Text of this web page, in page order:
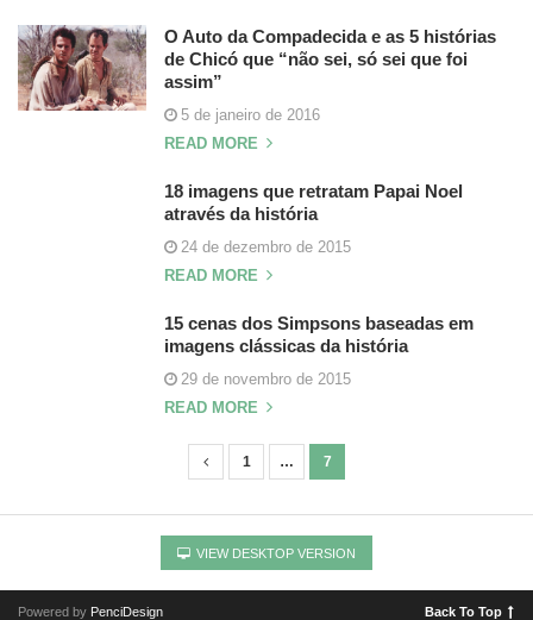
O Auto da Compadecida e as 5 histórias
de Chicó que “não sei, só sei que foi
assim”
5 de janeiro de 2016
READ MORE
18 imagens que retratam Papai Noel
através da história
24 de dezembro de 2015
READ MORE
15 cenas dos Simpsons baseadas em
imagens clássicas da história
29 de novembro de 2015
READ MORE
a
g
1 … 7
VIEW DESKTOP VERSION
Powered by PenciDesign Back To Top